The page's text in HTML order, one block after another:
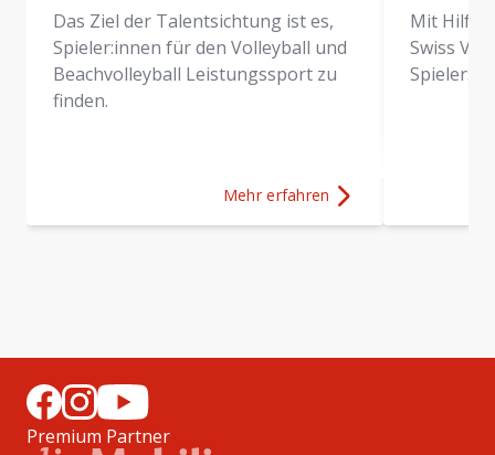
Das Ziel der Talentsichtung ist es,
Spieler:innen für den Volleyball und
Beachvolleyball Leistungssport zu
finden.
Mehr Erfahren über
Mehr erfahren
Mit Hilfe
Swiss
Premium Partner